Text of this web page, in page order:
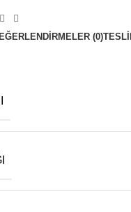
(0)